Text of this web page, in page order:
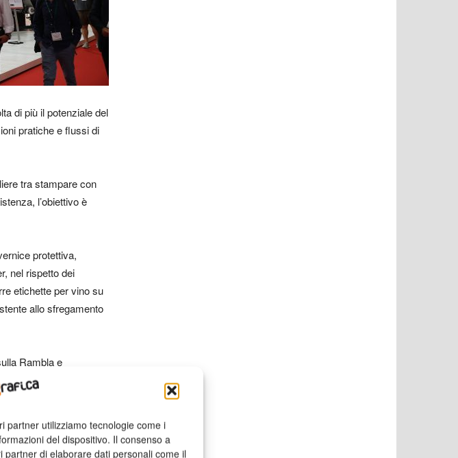
partner utilizziamo tecnologie come i
del dispositivo. Il consenso a
di elaborare dati personali come il
di più il potenziale del
pratiche e flussi di
tra stampare con
l’obiettivo è
protettiva,
nel rispetto dei
etichette per vino su
allo sfregamento
Rambla e
in particolare,
stampando
Completa di
le demo hanno
e birra.